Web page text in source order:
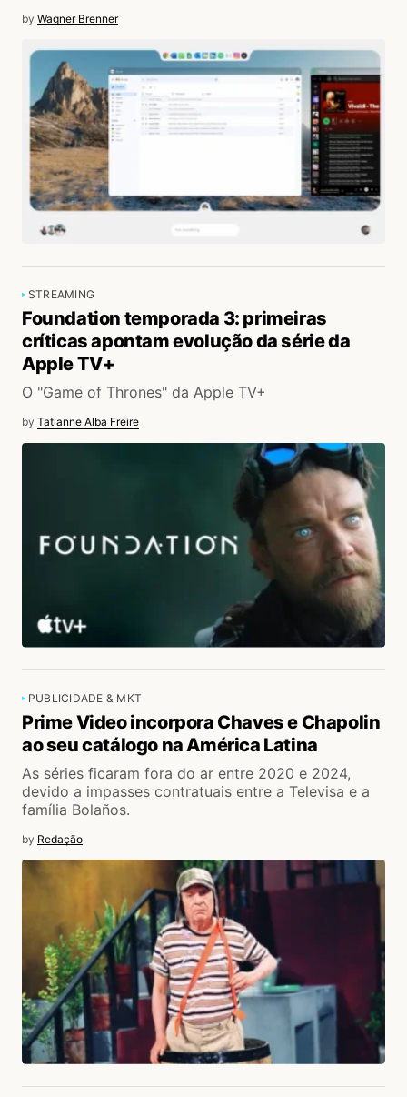
by Wagner Brenner
STREAMING
Foundation temporada 3: primeiras
críticas apontam evolução da série da
Apple TV+
O "Game of Thrones" da Apple TV+
by Tatianne Alba Freire
PUBLICIDADE & MKT
Prime Video incorpora Chaves e Chapolin
ao seu catálogo na América Latina
As séries ficaram fora do ar entre 2020 e 2024,
devido a impasses contratuais entre a Televisa e a
família Bolaños.
by Redação